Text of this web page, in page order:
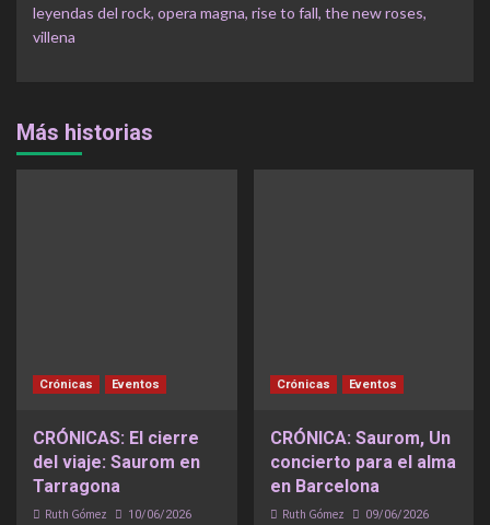
leyendas del rock, opera magna, rise to fall, the new roses,
villena
Más historias
Crónicas Eventos
CRÓNICAS: El cierre
del viaje: Saurom en
Tarragona
Ruth Gómez 10/06/2026
Crónicas Eventos
CRÓNICA: Saurom, Un
concierto para el alma
en Barcelona
Ruth Gómez 09/06/2026